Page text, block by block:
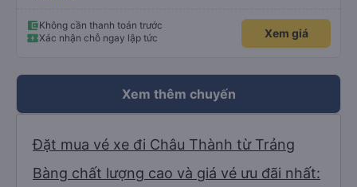
Không cần thanh toán trước
Xác nhận chỗ ngay lập tức
Xem giá
Xem thêm chuyến
Đặt mua vé xe đi Châu Thành từ Trảng
Bàng chất lượng cao và giá vé ưu đãi nhất: